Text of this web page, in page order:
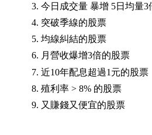
今日成交量 暴增 5日均量3
突破季線的股票
均線糾結的股票
月營收爆增3倍的股票
近10年配息超過1元的股票
殖利率 > 8% 的股票
又賺錢又便宜的股票